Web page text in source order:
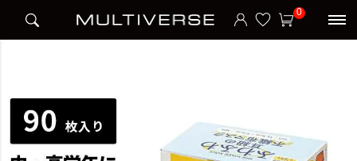
0
ふわふわ耳紐の不織布マスク 学童用 90枚入 (30枚×3箱セット)